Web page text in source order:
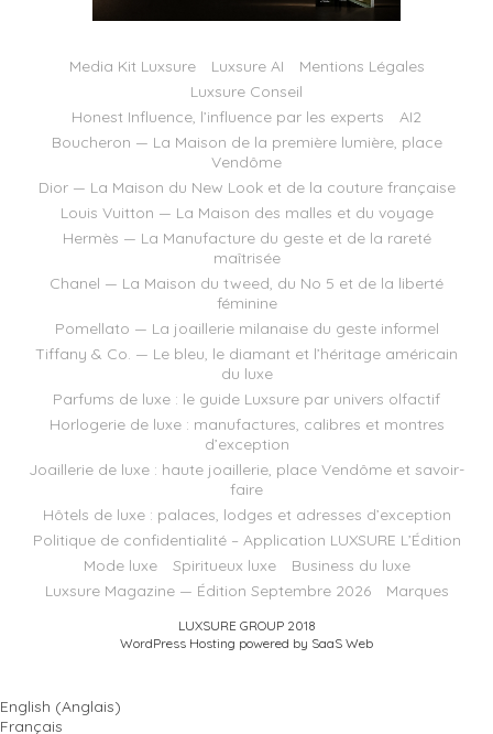
Media Kit Luxsure Luxsure AI
Mentions Légales
Luxsure Conseil
Honest Influence, l’influence par les experts
AI2
Boucheron — La Maison de la première lumière, place
Vendôme
Dior — La Maison du New Look et de la couture française
Louis Vuitton — La Maison des malles et du voyage
Hermès — La Manufacture du geste et de la rareté
maîtrisée
Chanel — La Maison du tweed, du No 5 et de la liberté
féminine
Pomellato — La joaillerie milanaise du geste informel
Tiffany & Co. — Le bleu, le diamant et l’héritage américain
du luxe
Parfums de luxe : le guide Luxsure par univers olfactif
Horlogerie de luxe : manufactures, calibres et montres
d’exception
Joaillerie de luxe : haute joaillerie, place Vendôme et savoir-
faire
Hôtels de luxe : palaces, lodges et adresses d’exception
Politique de confidentialité – Application LUXSURE L’Édition
Mode luxe
Spiritueux luxe
Business du luxe
Luxsure Magazine — Édition Septembre 2026
Marques
LUXSURE GROUP 2018
WordPress Hosting powered by SaaS Web
English (Anglais)
Français